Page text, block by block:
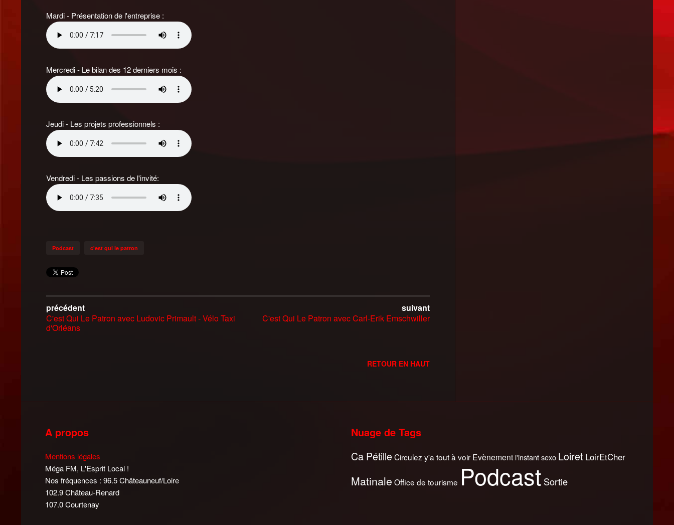
Mardi - Présentation de l'entreprise :
Mercredi - Le bilan des 12 derniers mois :
Jeudi - Les projets professionnels :
Vendredi - Les passions de l'invité:
Podcast c'est qui le patron
précédent
C'est Qui Le Patron avec Ludovic Primault - Vélo Taxi
d'Orléans
suivant
C'est Qui Le Patron avec Carl-Erik Emschwiller
RETOUR EN HAUT
A propos
Mentions légales
Méga FM, L'Esprit Local !
Nos fréquences : 96.5 Châteauneuf/Loire
102.9 Château-Renard
107.0 Courtenay
Nuage de Tags
Ca Pétille Circulez y'a tout à voir Evènement l'instant sexo Loiret LoirEtCher
Matinale Office de tourisme Podcast Sortie